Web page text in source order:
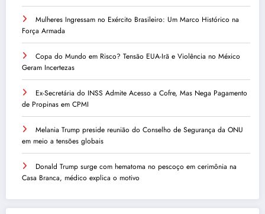
Mulheres Ingressam no Exército Brasileiro: Um Marco Histórico na
Força Armada
Copa do Mundo em Risco? Tensão EUA-Irã e Violência no México
Geram Incertezas
Ex-Secretária do INSS Admite Acesso a Cofre, Mas Nega Pagamento
de Propinas em CPMI
Melania Trump preside reunião do Conselho de Segurança da ONU
em meio a tensões globais
Donald Trump surge com hematoma no pescoço em cerimônia na
Casa Branca, médico explica o motivo